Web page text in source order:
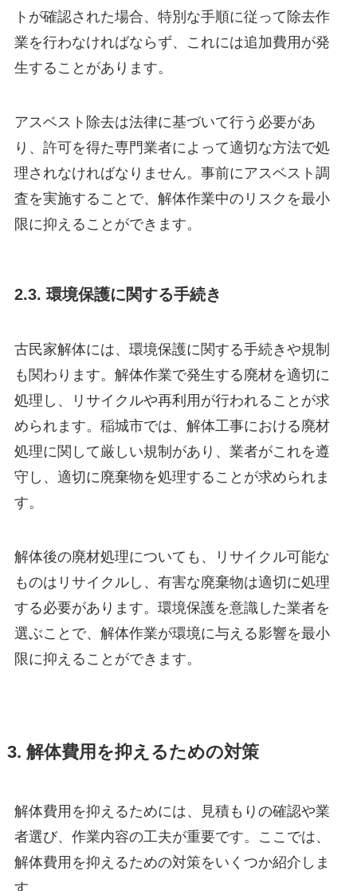
トが確認された場合、特別な手順に従って除去作
業を行わなければならず、これには追加費用が発
生することがあります。
アスベスト除去は法律に基づいて行う必要があ
り、許可を得た専門業者によって適切な方法で処
理されなければなりません。事前にアスベスト調
査を実施することで、解体作業中のリスクを最小
限に抑えることができます。
2.3. 環境保護に関する手続き
古民家解体には、環境保護に関する手続きや規制
も関わります。解体作業で発生する廃材を適切に
処理し、リサイクルや再利用が行われることが求
められます。稲城市では、解体工事における廃材
処理に関して厳しい規制があり、業者がこれを遵
守し、適切に廃棄物を処理することが求められま
す。
解体後の廃材処理についても、リサイクル可能な
ものはリサイクルし、有害な廃棄物は適切に処理
する必要があります。環境保護を意識した業者を
選ぶことで、解体作業が環境に与える影響を最小
限に抑えることができます。
3. 解体費用を抑えるための対策
解体費用を抑えるためには、見積もりの確認や業
者選び、作業内容の工夫が重要です。ここでは、
解体費用を抑えるための対策をいくつか紹介しま